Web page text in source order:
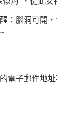
：腦洞可開
電子郵件地址